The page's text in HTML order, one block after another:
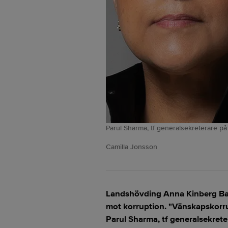
Parul Sharma, tf generalsekreterare
Camilla Jonsson
Landshövding Anna Kinberg
mot korruption.
Parul Sharma, tf